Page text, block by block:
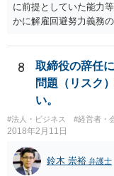
に前提としていた能力
かに解雇回避努力義務
解雇の有効性が認めら
場合でも、「会社が当
か」との点はやはり重
手段はその一例となる
る可能性が高いと思い
個別事情によりますの
が良いかと思います。
8
取締役の辞任
問題（リスク
い。
#法人・ビジネス #経営者・
2018年2月11日
鈴木 崇裕 弁護士